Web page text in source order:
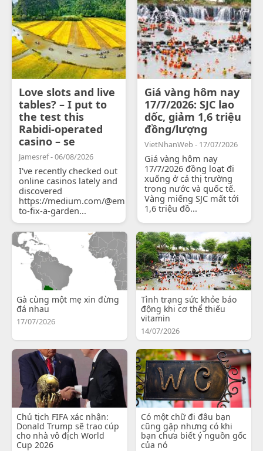
Love slots and live
tables? – I put to
the test this
Rabidi-operated
casino – se
Jamesref - 06/08/2026
I've recently checked out
online casinos lately and
discovered
https://medium.com/@emilyjohnsonready/how-
to-fix-a-garden...
Giá vàng hôm nay
17/7/2026: SJC lao
dốc, giảm 1,6 triệu
đồng/lượng
VietNhanWeb - 17/07/2026
Giá vàng hôm nay
17/7/2026 đồng loạt đi
xuống ở cả thị trường
trong nước và quốc tế.
Vàng miếng SJC mất tới
1,6 triệu đồ...
Gà cùng một mẹ xin đừng
đá nhau
17/07/2026
Tình trạng sức khỏe báo
động khi cơ thể thiếu
vitamin
14/07/2026
Chủ tịch FIFA xác nhận:
Donald Trump sẽ trao cúp
cho nhà vô địch World
Cup 2026
Có một chữ đi đâu bạn
cũng gặp nhưng có khi
bạn chưa biết ý nguồn gốc
của nó